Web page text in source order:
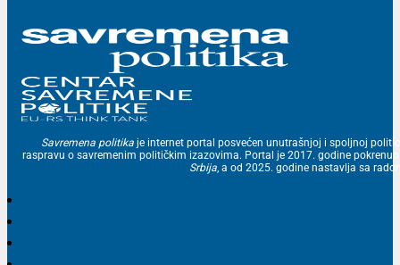
Savremena politika je internet portal posvećen unutrašnjoj i spoljnoj
raspravu o savremenim političkim izazovima. Portal je 2017. godine
Srbija , a od 2025. godine nastavlja sa